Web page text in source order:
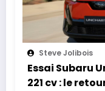
Steve Jolibois
Essai Subaru
221 cv : le